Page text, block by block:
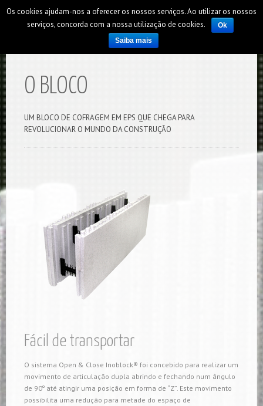
O BLOCO
UM BLOCO DE COFRAGEM EM EPS QUE CHEGA PARA
REVOLUCIONAR O MUNDO DA CONSTRUÇÃO
Fácil de transportar
O sistema Open & Close Inoblock® foi concebido para realizar um
movimento de articulação dupla abrindo e fechando num ângulo
de 90º até atingir uma posição em forma de “Z”. Este movimento
possibilita uma redução para metade do espaço de
Os cookies ajudam-nos a oferecer os nossos serviços. Ao utilizar os nossos
serviços, concorda com a nossa utilização de cookies.
Ok
Saiba mais